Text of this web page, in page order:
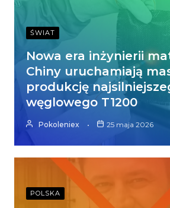
ŚWIAT
Nowa era inżynierii
Chiny uruchamiają
produkcję
węglowego T1200
Pokoleniex 25 maja 2026
POLSKA